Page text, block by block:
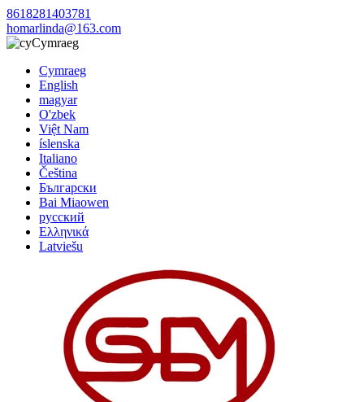
8618281403781
homarlinda@163.com
Cymraeg
Cymraeg
English
magyar
O'zbek
Việt Nam
íslenska
Italiano
Čeština
Български
Bai Miaowen
русский
Ελληνικά
Latviešu